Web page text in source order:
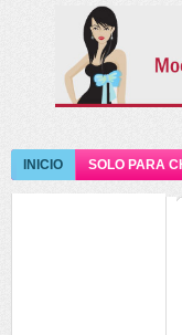
INICIO SOLO PARA